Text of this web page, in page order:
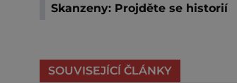
Skanzeny: Projděte se historií
SOUVISEJÍCÍ ČLÁNKY